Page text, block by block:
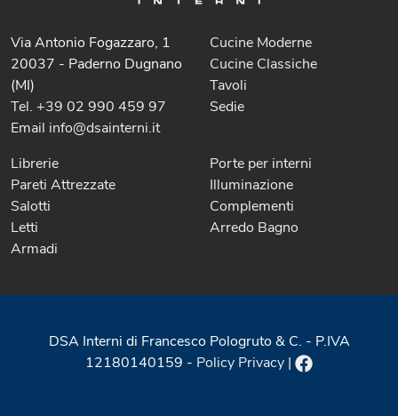
Via Antonio Fogazzaro, 1
20037 - Paderno Dugnano
(MI)
Tel. +39 02 990 459 97
Email info@dsainterni.it
Cucine Moderne
Cucine Classiche
Tavoli
Sedie
Librerie
Pareti Attrezzate
Salotti
Letti
Armadi
Porte per interni
Illuminazione
Complementi
Arredo Bagno
DSA Interni di Francesco Pologruto & C. - P.IVA
12180140159 - Policy Privacy |